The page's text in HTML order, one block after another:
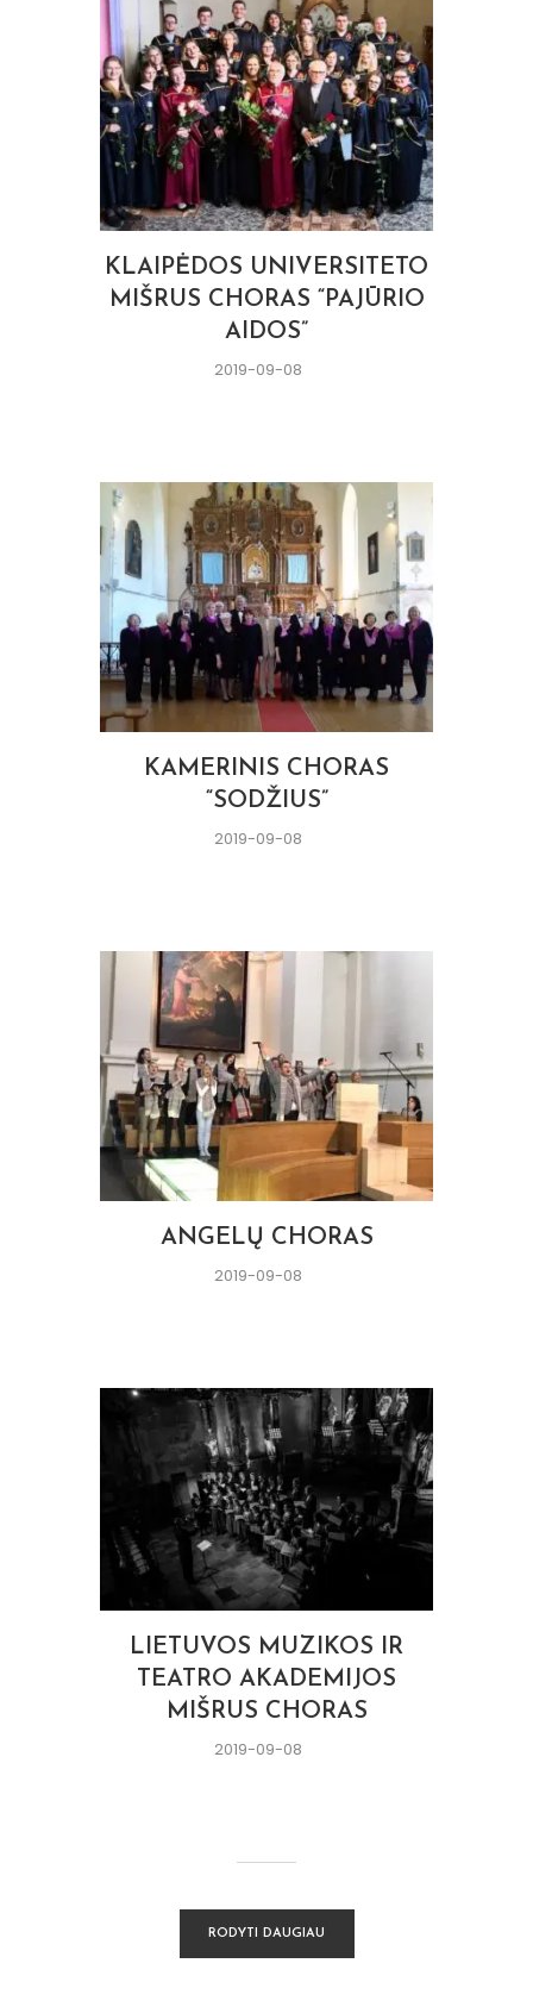
KLAIPĖDOS UNIVERSITETO
MIŠRUS CHORAS “PAJŪRIO
AIDOS”
2019-09-08
KAMERINIS CHORAS
“SODŽIUS”
2019-09-08
ANGELŲ CHORAS
2019-09-08
LIETUVOS MUZIKOS IR
TEATRO AKADEMIJOS
MIŠRUS CHORAS
2019-09-08
RODYTI DAUGIAU